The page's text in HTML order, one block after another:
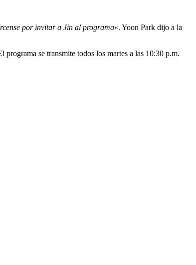
por invitar a Jin al programa«. Yoon Park dijo a la
programa se transmite todos los martes a las 10:30 p.m.